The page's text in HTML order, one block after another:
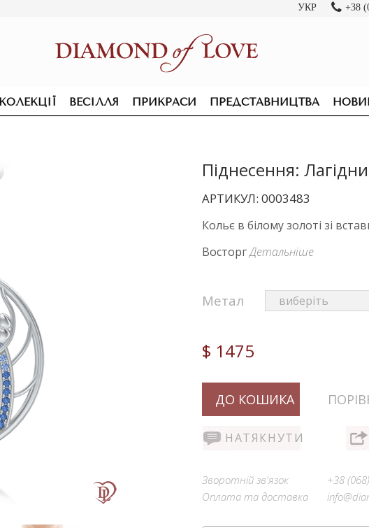
УКР +38
ВЕСІЛЛЯ ПРИКРАСИ
ПІДВІСКИ ТА КОЛЬЄ
ПРЕДСТАВНИЦТВА
Піднесення:
АРТИКУЛ: 0003483
Кольє в білому золоті зі
ВосторгДетальніше
Метал
$ 1475
ДО КОШИКА
НАТЯКНУТИ
Зворотній зв'язок
Оплата та доставка
+38